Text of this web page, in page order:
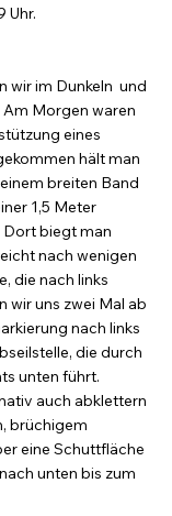
Uhr.
im Dunkeln  und
Morgen waren
eines
hält man
breiten Band
1,5 Meter
biegt man
nach wenigen
die nach links
wir uns zwei Mal ab
nach links
die durch
unten führt.
auch abklettern
brüchigem
eine Schuttfläche
unten bis zum